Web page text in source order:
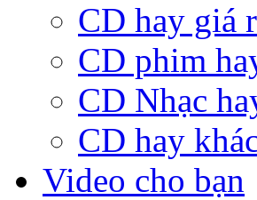
CD hay giá
CD phim
CD Nhạc
CD hay
Video cho bạn